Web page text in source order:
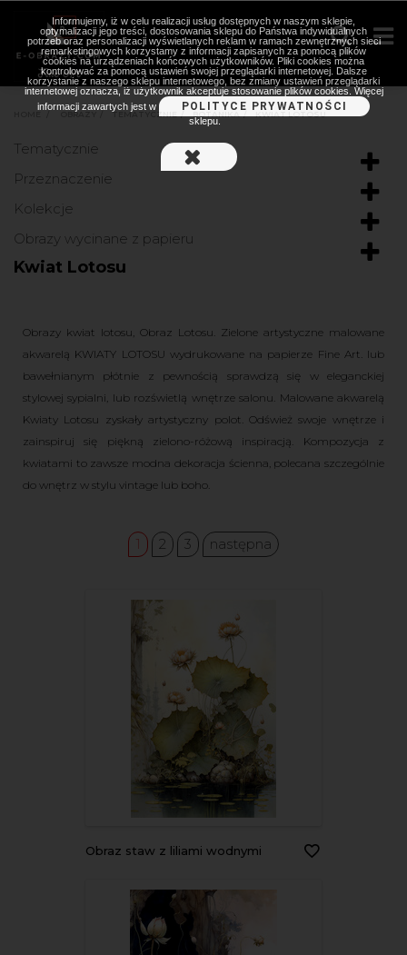
OBRAZY TEMATYCZNIE
Tematycznie
Przeznaczenie
Kolekcje
Obrazy wycinane z papieru
Kwiat Lotosu
Obrazy kwiat lotosu, Obraz Lotosu. Zielone artystyczne malowane
akwarelą KWIATY LOTOSU wydrukowane na papierze Fine Art. lub
bawełnianym płótnie z pewnością sprawdzą się w eleganckiej
stylowej sypialni, lub rozświetlą wnętrze salonu. Malowane akwarelą
Kwiaty Lotosu zyskały artystyczny polot. Odśwież swoje wnętrze i
zainspiruj się piękną zielono-różową inspiracją. Kompozycja z
kwiatami to zawsze modna dekoracja ścienna, polecana szczególnie
do wnętrz w stylu vintage lub boho.
1 2 3 następna
Obraz staw z liliami wodnymi
Informujemy, iż w celu realizacji usług dostępnych w naszym sklepie,
optymalizacji jego treści, dostosowania sklepu do Państwa indywidualnych
potrzeb oraz personalizacji wyświetlanych reklam w ramach zewnętrznych sieci
remarketingowych korzystamy z informacji zapisanych za pomocą plików
cookies na urządzeniach końcowych użytkowników. Pliki cookies można
kontrolować za pomocą ustawień swojej przeglądarki internetowej. Dalsze
korzystanie z naszego sklepu internetowego, bez zmiany ustawień przeglądarki
internetowej oznacza, iż użytkownik akceptuje stosowanie plików cookies. Więcej
informacji zawartych jest w
POLITYCE PRYWATNOŚCI
sklepu.